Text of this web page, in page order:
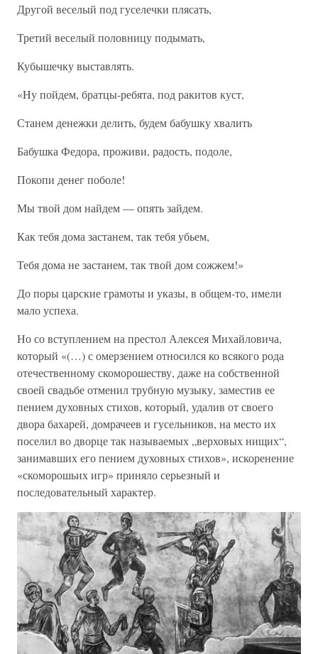
Другой веселый под гуселечки плясать,
Третий веселый половницу подымать,
Кубышечку выставлять.
«Hy пойдем, братцы-ребята, под ракитов куст,
Станем денежки делить, будем бабушку хвалить
Бабушка Федора, проживи, радость, подоле,
Покопи денег поболе!
Мы твой дом найдем — опять зайдем.
Как тебя дома застанем, так тебя убьем,
Тебя дома не застанем, так твой дом сожжем!»
До поры царские грамоты и указы, в общем-то, имели
мало успеха.
Но со вступлением на престол Алексея Михайловича,
который «(…) с омерзением относился ко всякого рода
отечественному скоморошеству, даже на собственной
своей свадьбе отменил трубную музыку, заместив ее
пением духовных стихов, который, удалив от своего
двора бахарей, домрачеев и гусельников, на место их
поселил во дворце так называемых „верховых нищих“,
занимавших его пением духовных стихов», искоренение
«скоморошьих игр» приняло серьезный и
последовательный характер.